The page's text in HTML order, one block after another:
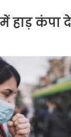
हाड़ कंपा